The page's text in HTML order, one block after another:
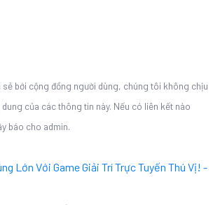
bới cộng đồng người dùng, chúng tôi không chịu
của các thông tin này. Nếu có liên kết nào
báo cho admin.
Lớn Với Game Giải Trí Trực Tuyến Thú Vị! -